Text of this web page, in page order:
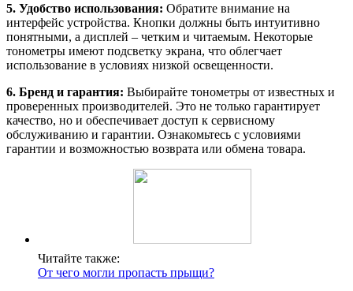
5. Удобство использования: Обратите внимание на
интерфейс устройства. Кнопки должны быть интуитивно
понятными, а дисплей – четким и читаемым. Некоторые
тонометры имеют подсветку экрана, что облегчает
использование в условиях низкой освещенности.
6. Бренд и гарантия: Выбирайте тонометры от известных и
проверенных производителей. Это не только гарантирует
качество, но и обеспечивает доступ к сервисному
обслуживанию и гарантии. Ознакомьтесь с условиями
гарантии и возможностью возврата или обмена товара.
Читайте также:
От чего могли пропасть прыщи?